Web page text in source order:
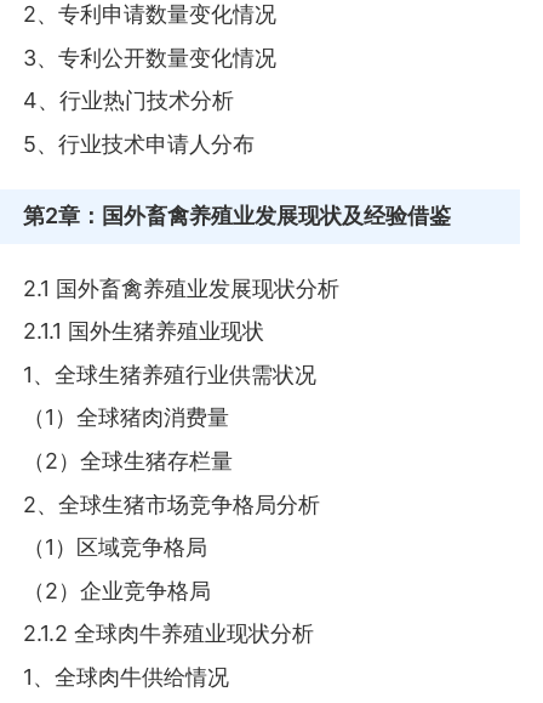
2、专利申请数量变化情况
3、专利公开数量变化情况
4、行业热门技术分析
5、行业技术申请人分布
第2章 ：国外畜禽养殖业发展现状及经验借鉴
2.1 国外畜禽养殖业发展现状分析
2.1.1 国外生猪养殖业现状
1、全球生猪养殖行业供需状况
（1）全球猪肉消费量
（2）全球生猪存栏量
2、全球生猪市场竞争格局分析
（1）区域竞争格局
（2）企业竞争格局
2.1.2 全球肉牛养殖业现状分析
1、全球肉牛供给情况